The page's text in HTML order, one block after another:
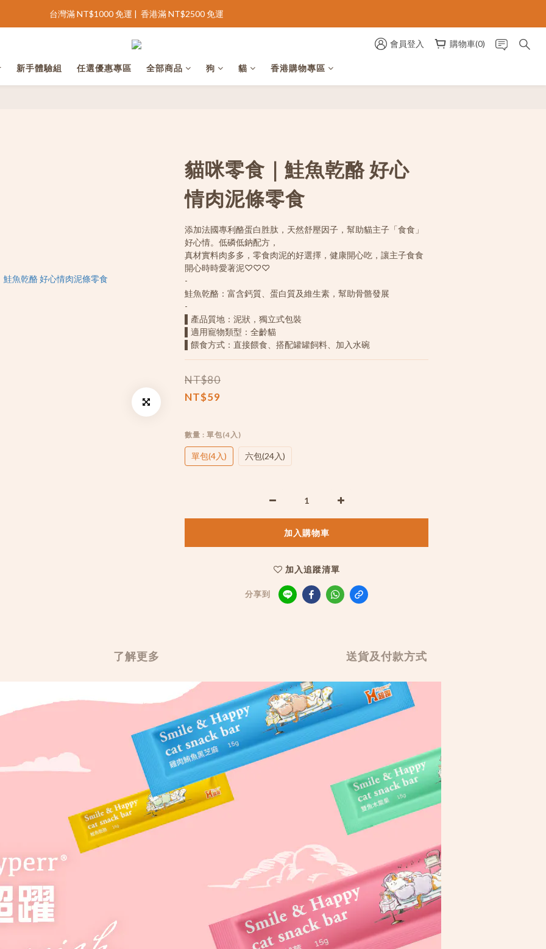
完善會員資料領 NT$100 購物金
完善會員資料領 NT$100 購物金
台灣滿 NT$1000 免運 |  香港滿 NT$2500 免運
完善會員資料領 NT$100 購物金
會員登入 購物車(0)
新手體驗組 任選優惠專區 全部商品 狗 貓 香港購物專區
貓咪零食｜鮭魚乾酪 好心
情肉泥條零食
添加法國專利酪蛋白胜肽，天然舒壓因子，幫助貓主子「食食」
好心情。低磷低鈉配方，
真材實料肉多多，零食肉泥的好選擇，健康開心吃，讓主子食食
開心時時愛著泥♡♡♡
-
鮭魚乾酪：富含鈣質、蛋白質及維生素，幫助骨骼發展
-
▌產品質地：泥狀，獨立式包裝
▌適用寵物類型：全齡貓
▌餵食方式：直接餵食、搭配罐罐飼料、加入水碗
NT$80
NT$59
數量 : 單包(4入)
單包(4入) 六包(24入)
加入購物車
加入追蹤清單
分享到
了解更多 送貨及付款方式